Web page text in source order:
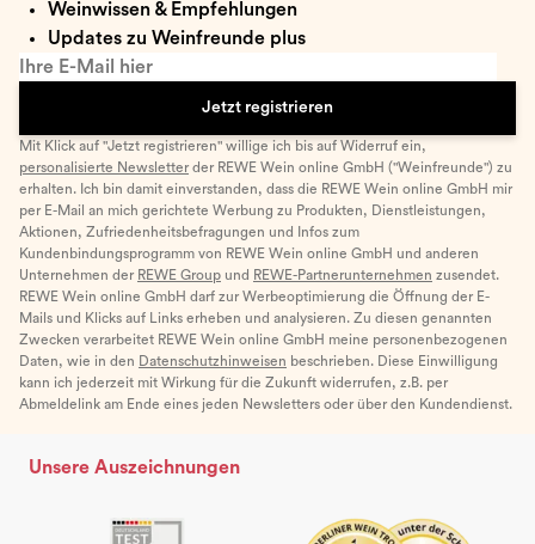
Weinwissen & Empfehlungen
Updates zu Weinfreunde plus
Ihre E-Mail hier
Jetzt registrieren
Mit Klick auf "Jetzt registrieren" willige ich bis auf Widerruf ein,
personalisierte Newsletter der REWE Wein online GmbH ("Weinfreunde") zu
erhalten. Ich bin damit einverstanden, dass die REWE Wein online GmbH mir
per E-Mail an mich gerichtete Werbung zu Produkten, Dienstleistungen,
Aktionen, Zufriedenheitsbefragungen und Infos zum
Kundenbindungsprogramm von REWE Wein online GmbH und anderen
Unternehmen der REWE Group und REWE-Partnerunternehmen zusendet.
REWE Wein online GmbH darf zur Werbeoptimierung die Öffnung der E-
Mails und Klicks auf Links erheben und analysieren. Zu diesen genannten
Zwecken verarbeitet REWE Wein online GmbH meine personenbezogenen
Daten, wie in den Datenschutzhinweisen beschrieben. Diese Einwilligung
kann ich jederzeit mit Wirkung für die Zukunft widerrufen, z.B. per
Abmeldelink am Ende eines jeden Newsletters oder über den Kundendienst.
Unsere Auszeichnungen